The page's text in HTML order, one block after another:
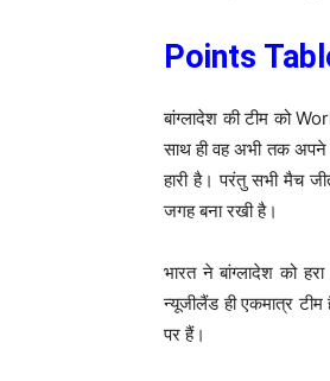
Points
बांग्लादेश की टीम को
साथ ही वह अभी तक अपने
हारी है। परंतु सभी मैच
जगह बना रखी है।
भारत ने बांग्लादेश को
न्यूजीलैंड ही एकमात्र
पर हैं।